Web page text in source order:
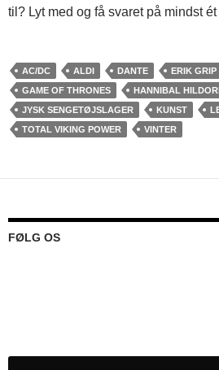
til? Lyt med og få svaret på mindst
AC/DC ALDI DANTE ERIK GRIP
GAME OF THRONES
HANNIBAL
JYSK SENGETØJSLAGER
KUNST
TOTAL VIKING POWER
VINTER
FØLG OS